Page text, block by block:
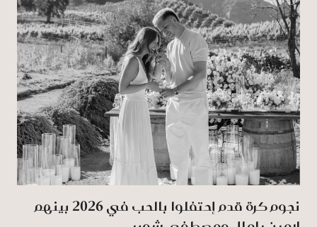
نجوم كرة قدم إحتفلوا بالحب في 2026 بينهم